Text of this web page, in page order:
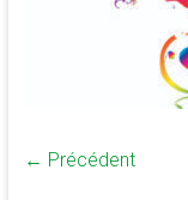
<b/
méditation
psychologie
← Précédent